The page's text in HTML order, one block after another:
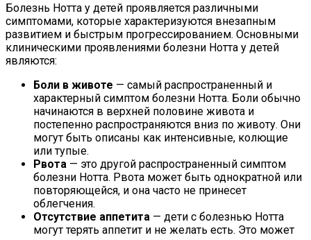
Болезнь Нотта у детей проявляется различными
симптомами, которые характеризуются внезапным
развитием и быстрым прогрессированием. Основными
клиническими проявлениями болезни Нотта у детей
являются:
Боли в животе — самый распространенный и
характерный симптом болезни Нотта. Боли обычно
начинаются в верхней половине живота и
постепенно распространяются вниз по животу. Они
могут быть описаны как интенсивные, колющие
или тупые.
Рвота — это другой распространенный симптом
болезни Нотта. Рвота может быть однократной или
повторяющейся, и она часто не принесет
облегчения.
Отсутствие аппетита — дети с болезнью Нотта
могут терять аппетит и не желать есть. Это может